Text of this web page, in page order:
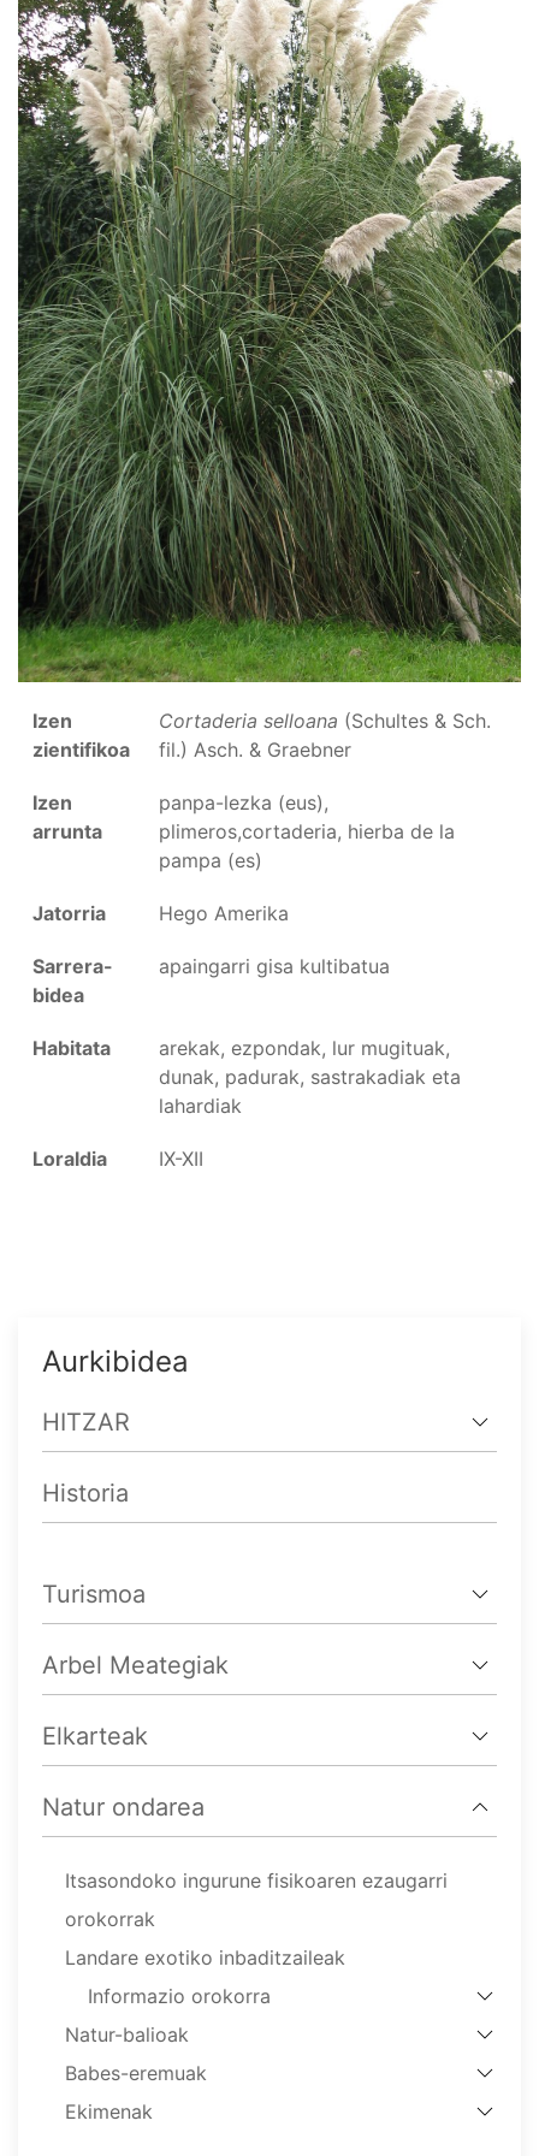
Izen
zientifikoa
Cortaderia selloana (Schultes & Sch.
fil.) Asch. & Graebner
Izen
arrunta
panpa-lezka (eus),
plimeros,cortaderia, hierba de la
pampa (es)
Jatorria Hego Amerika
Sarrera-
bidea
apaingarri gisa kultibatua
Habitata
arekak, ezpondak, lur mugituak,
dunak, padurak, sastrakadiak eta
lahardiak
Loraldia IX-XII
Aurkibidea
HITZAR
Historia
Turismoa
Arbel Meategiak
Elkarteak
Natur ondarea
Itsasondoko ingurune fisikoaren ezaugarri
orokorrak
Landare exotiko inbaditzaileak
Informazio orokorra
Natur-balioak
Babes-eremuak
Ekimenak